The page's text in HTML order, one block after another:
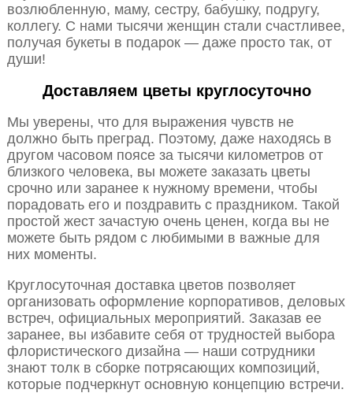
возлюбленную, маму, сестру, бабушку, подругу,
коллегу. С нами тысячи женщин стали счастливее,
получая букеты в подарок — даже просто так, от
души!
Доставляем цветы круглосуточно
Мы уверены, что для выражения чувств не
должно быть преград. Поэтому, даже находясь в
другом часовом поясе за тысячи километров от
близкого человека, вы можете заказать цветы
срочно или заранее к нужному времени, чтобы
порадовать его и поздравить с праздником. Такой
простой жест зачастую очень ценен, когда вы не
можете быть рядом с любимыми в важные для
них моменты.
Круглосуточная доставка цветов позволяет
организовать оформление корпоративов, деловых
встреч, официальных мероприятий. Заказав ее
заранее, вы избавите себя от трудностей выбора
флористического дизайна — наши сотрудники
знают толк в сборке потрясающих композиций,
которые подчеркнут основную концепцию встречи.